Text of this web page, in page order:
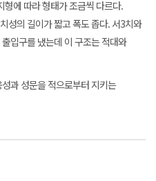
에 따라 형태가 조금씩 다르다.
성의 길이가 짧고 폭도 좁다. 서3치와
입구를 냈는데 이 구조는 적대와
과 성문을 적으로부터 지키는